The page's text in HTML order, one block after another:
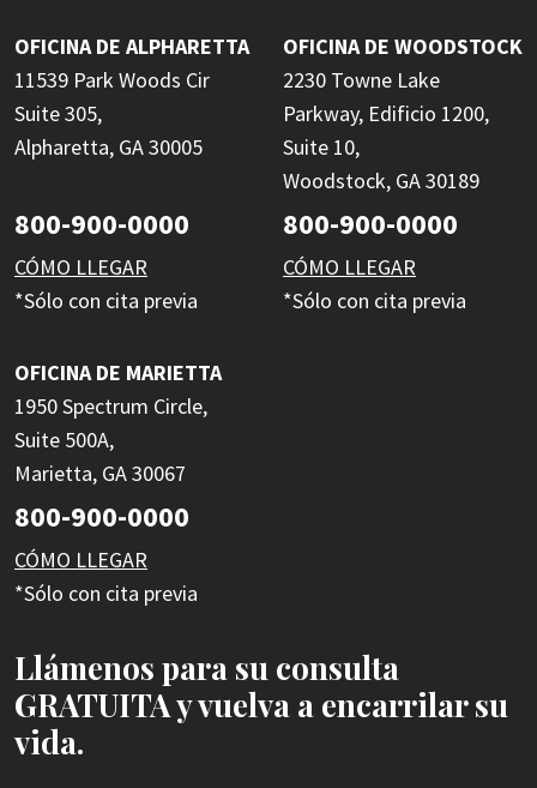
OFICINA DE ALPHARETTA
11539 Park Woods Cir
Suite 305,
Alpharetta, GA 30005
800-900-0000
CÓMO LLEGAR
*Sólo con cita previa
OFICINA DE WOODSTOCK
2230 Towne Lake
Parkway, Edificio 1200,
Suite 10,
Woodstock, GA 30189
800-900-0000
CÓMO LLEGAR
*Sólo con cita previa
OFICINA DE MARIETTA
1950 Spectrum Circle,
Suite 500A,
Marietta, GA 30067
800-900-0000
CÓMO LLEGAR
*Sólo con cita previa
Llámenos para su consulta
GRATUITA y vuelva a encarrilar su
vida.